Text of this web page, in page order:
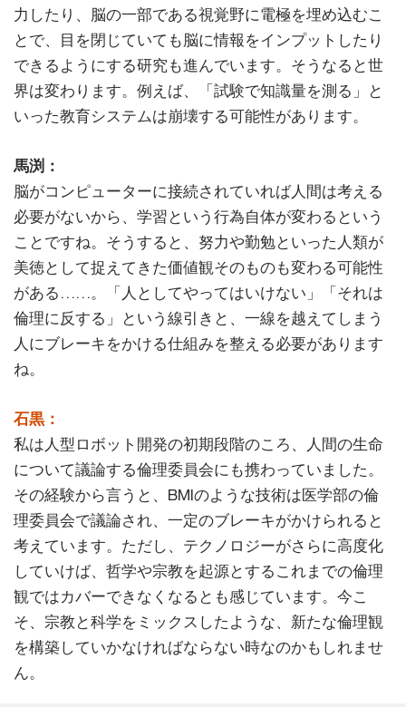
力したり、脳の一部である視覚野に電極を埋め込むこ
とで、目を閉じていても脳に情報をインプットしたり
できるようにする研究も進んでいます。そうなると世
界は変わります。例えば、「試験で知識量を測る」と
いった教育システムは崩壊する可能性があります。
馬渕：
脳がコンピューターに接続されていれば人間は考える
必要がないから、学習という行為自体が変わるという
ことですね。そうすると、努力や勤勉といった人類が
美徳として捉えてきた価値観そのものも変わる可能性
がある……。「人としてやってはいけない」「それは
倫理に反する」という線引きと、一線を越えてしまう
人にブレーキをかける仕組みを整える必要があります
ね。
石黒：
私は人型ロボット開発の初期段階のころ、人間の生命
について議論する倫理委員会にも携わっていました。
その経験から言うと、BMIのような技術は医学部の倫
理委員会で議論され、一定のブレーキがかけられると
考えています。ただし、テクノロジーがさらに高度化
していけば、哲学や宗教を起源とするこれまでの倫理
観ではカバーできなくなるとも感じています。今こ
そ、宗教と科学をミックスしたような、新たな倫理観
を構築していかなければならない時なのかもしれませ
ん。